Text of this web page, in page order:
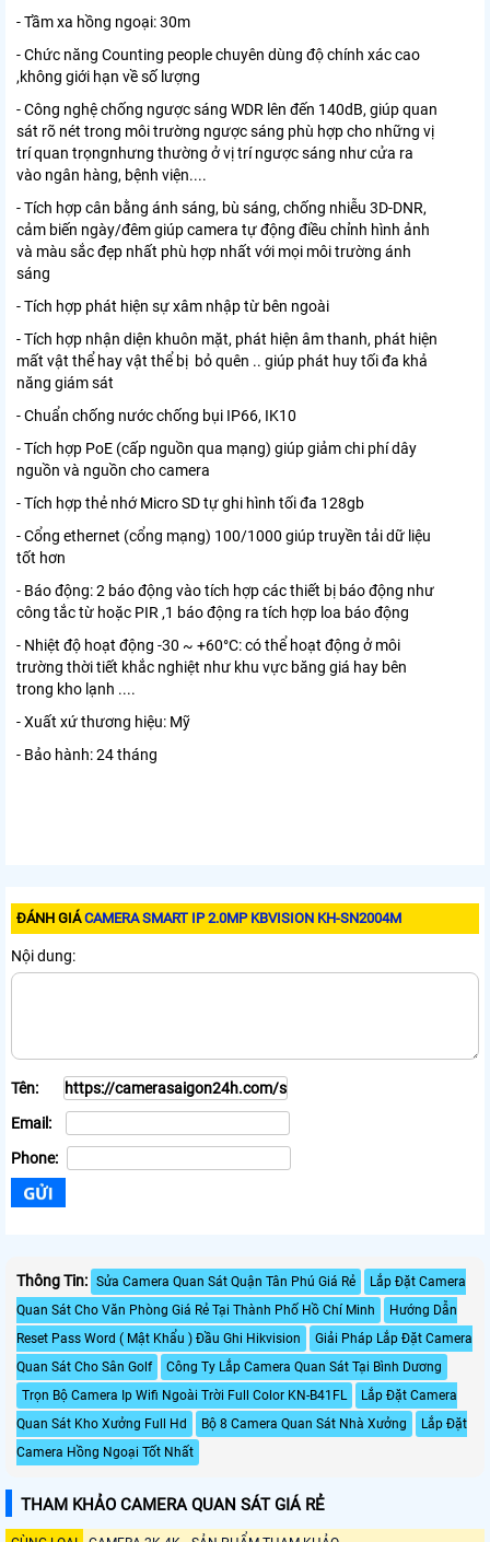
- Tầm xa hồng ngoại: 30m
- Chức năng Counting people chuyên dùng độ chính xác cao
,không giới hạn về số lượng
- Công nghệ chống ngược sáng WDR lên đến 140dB, giúp quan
sát rõ nét trong môi trường ngược sáng phù hợp cho những vị
trí quan trọngnhưng thường ở vị trí ngược sáng như cửa ra
vào ngân hàng, bệnh viện....
- Tích hợp cân bằng ánh sáng, bù sáng, chống nhiễu 3D-DNR,
cảm biến ngày/đêm giúp camera tự động điều chỉnh hình ảnh
và màu sắc đẹp nhất phù hợp nhất với mọi môi trường ánh
sáng
- Tích hợp phát hiện sự xâm nhập từ bên ngoài
- Tích hợp nhận diện khuôn mặt, phát hiện âm thanh, phát hiện
mất vật thể hay vật thể bị bỏ quên .. giúp phát huy tối đa khả
năng giám sát
- Chuẩn chống nước chống bụi IP66, IK10
- Tích hợp PoE (cấp nguồn qua mạng) giúp giảm chi phí dây
nguồn và nguồn cho camera
- Tích hợp thẻ nhớ Micro SD tự ghi hình tối đa 128gb
- Cổng ethernet (cổng mạng) 100/1000 giúp truyền tải dữ liệu
tốt hơn
- Báo động: 2 báo động vào tích hợp các thiết bị báo động như
công tắc từ hoặc PIR ,1 báo động ra tích hợp loa báo động
- Nhiệt độ hoạt động -30 ~ +60°C: có thể hoạt động ở môi
trường thời tiết khắc nghiệt như khu vực băng giá hay bên
trong kho lạnh ....
- Xuất xứ thương hiệu: Mỹ
- Bảo hành: 24 tháng
ĐÁNH GIÁCAMERA SMART IP 2.0MP KBVISION KH-SN2004M
Nội dung:
Tên:
Email:
Phone:
Thông Tin: Sửa Camera Quan Sát Quận Tân Phú Giá Rẻ
Lắp Đặt Camera
Quan Sát Cho Văn Phòng Giá Rẻ Tại Thành Phố Hồ Chí Minh
Hướng Dẫn
Reset Pass Word ( Mật Khẩu ) Đầu Ghi Hikvision
Giải Pháp Lắp Đặt Camera
Quan Sát Cho Sân Golf
Công Ty Lắp Camera Quan Sát Tại Bình Dương
Trọn Bộ Camera Ip Wifi Ngoài Trời Full Color KN-B41FL
Lắp Đặt Camera
Quan Sát Kho Xưởng Full Hd
Bộ 8 Camera Quan Sát Nhà Xưởng
Lắp Đặt
Camera Hồng Ngoại Tốt Nhất
THAM KHẢO CAMERA QUAN SÁT GIÁ RẺ